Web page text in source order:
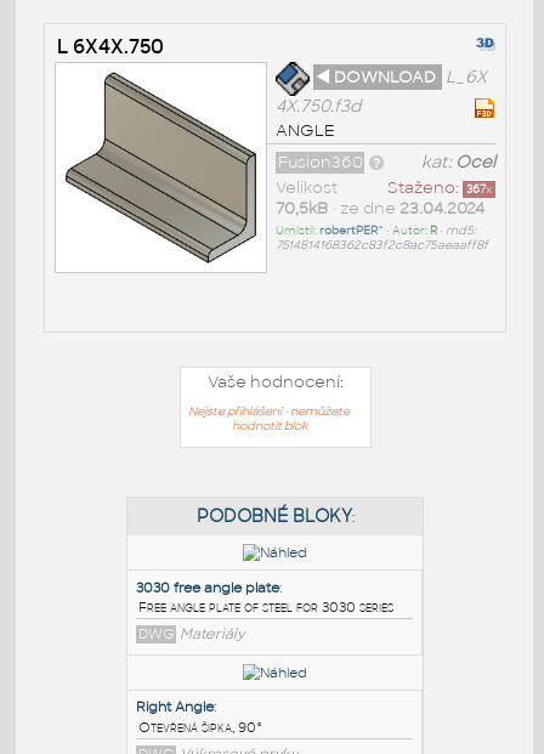
L 6X4X.750
◄ DOWNLOAD L_6X
4X.750.f3d
ANGLE
kat: Ocel
Fusion360
Staženo: 367x
Velikost
70,5kB• ze dne 23.04.2024
Umístil:robertPER^ • Autor: R• md5:
7514814168362c83f2c8ac75aeaaff8f
Vaše hodnocení:
Nejste přihlášeni - nemůžete
hodnotit blok
PODOBNÉ BLOKY